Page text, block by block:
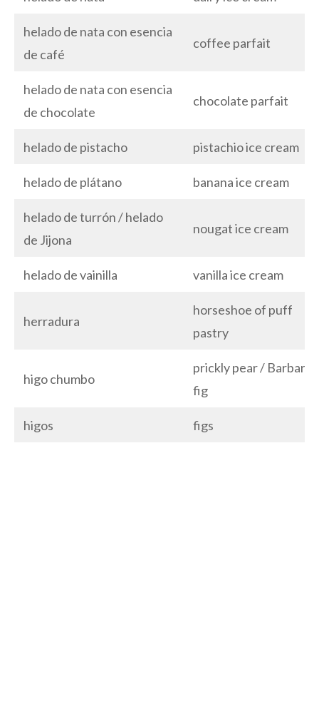
helado de nata con esencia
de café
coffee parfait
helado de nata con esencia
de chocolate
chocolate parfait
helado de pistacho pistachio ice cream
helado de plátano banana ice cream
helado de turrón / helado
de Jijona
nougat ice cream
helado de vainilla vanilla ice cream
herradura
horseshoe of puff
pastry
higo chumbo
prickly pear / Barbary
fig
higos figs